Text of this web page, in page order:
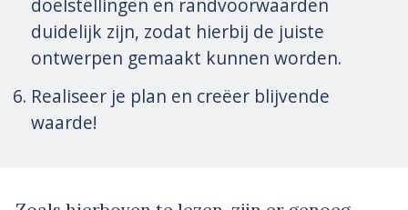
doelstellingen en randvoorwaarden
duidelijk zijn, zodat hierbij de juiste
ontwerpen gemaakt kunnen worden.
Realiseer je plan en creëer blijvende
waarde!